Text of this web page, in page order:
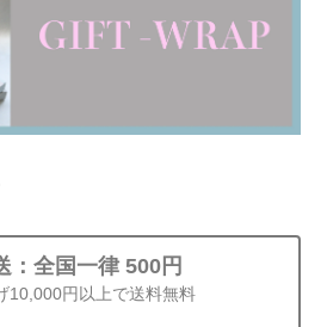
：全国一律 500円
10,000円以上で送料無料